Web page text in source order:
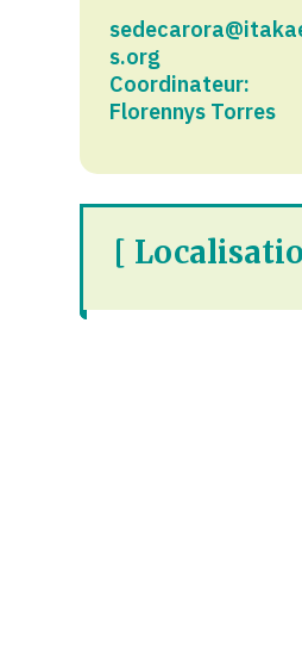
s.org
Coordinateur:
Florennys Torres
[